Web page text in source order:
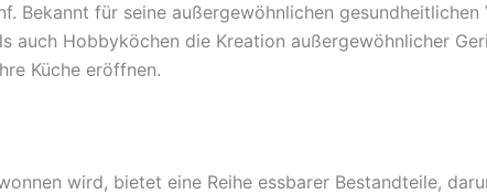
Bekannt für seine außergewöhnlichen
auch Hobbyköchen die Kreation außergewöhnlicher
Küche eröffnen.
wird, bietet eine Reihe essbarer Bestandteile,